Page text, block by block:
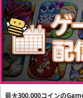
最大300,000コインの